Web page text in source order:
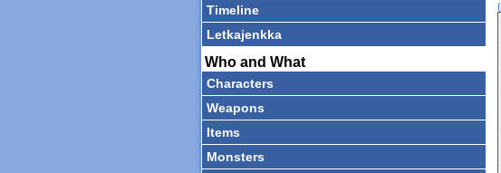
Timeline
Letkajenkka
Who and What
Characters
Weapons
Items
Monsters